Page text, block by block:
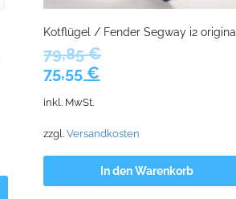
Kotflügel / Fender Segway i2 original
79,85€
Ursprünglicher
war:
79,85 €
75,55 €
75,55 €.
inkl. MwSt.
zzgl.Versandkosten
In den Warenkorb